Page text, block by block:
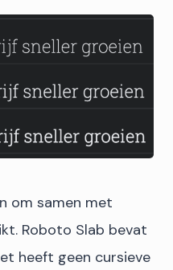
om samen met
Roboto Slab bevat
heeft geen cursieve